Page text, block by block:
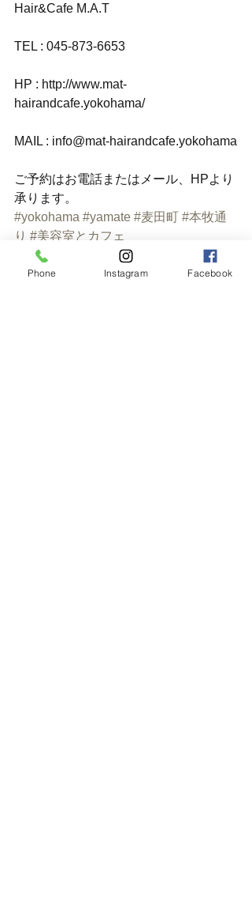
Hair&Cafe M.A.T
TEL : 045-873-6653
HP : http://www.mat-
hairandcafe.yokohama/
MAIL : info@mat-hairandcafe.yokohama
ご予約はお電話またはメール、HPより
承ります。
#yokohama #yamate #麦田町 #本牧通
り #美容室とカフェ
#kidscut
#schoolcut #キッズカット
#ス
クールカット
#ベビーカーで一緒にお
Phone Instagram Facebook